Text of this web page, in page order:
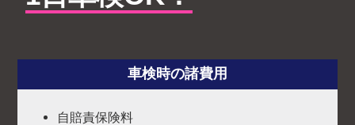
車検時の諸費用
自賠責保険料